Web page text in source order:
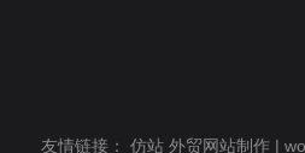
友情链接： 仿站 外贸网站制作|